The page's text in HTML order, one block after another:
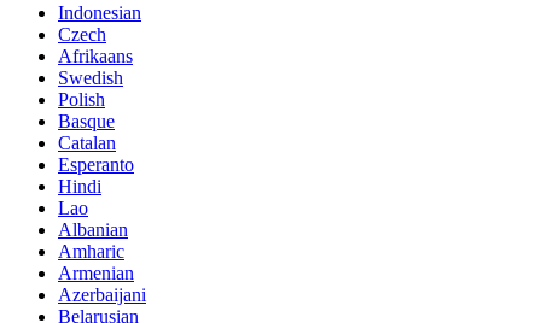
Indonesian
Czech
Afrikaans
Swedish
Polish
Basque
Catalan
Esperanto
Hindi
Lao
Albanian
Amharic
Armenian
Azerbaijani
Belarusian